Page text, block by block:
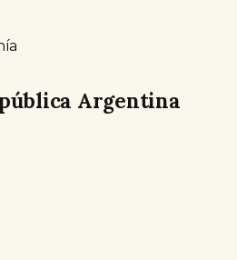
Argentina